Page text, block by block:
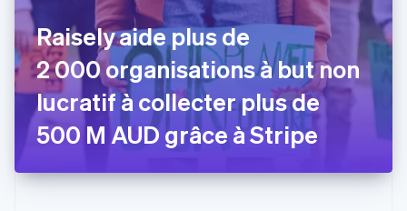
Raisely aide plus de
2 000 organisations à but non
lucratif à collecter plus de
500 M AUD grâce à Stripe
Gibraltar
English
Grèce
English
Hongrie
English
Inde
English
English